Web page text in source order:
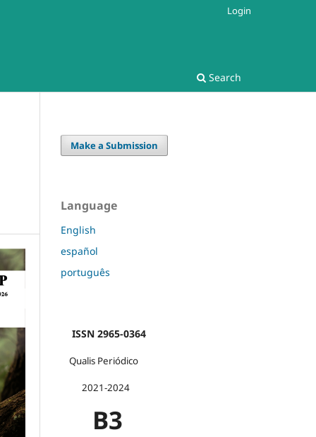
Search
Login
Make a Submission
Language
English
español
português
ISSN 2965-0364
Qualis Periódico
2021-2024
B3